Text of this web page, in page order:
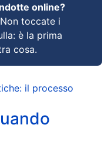
online?
toccate i
è la prima
cosa.
il processo